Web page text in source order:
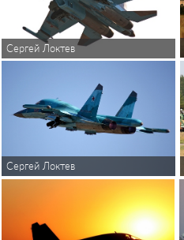
Сергей Локтев
Сергей Локтев